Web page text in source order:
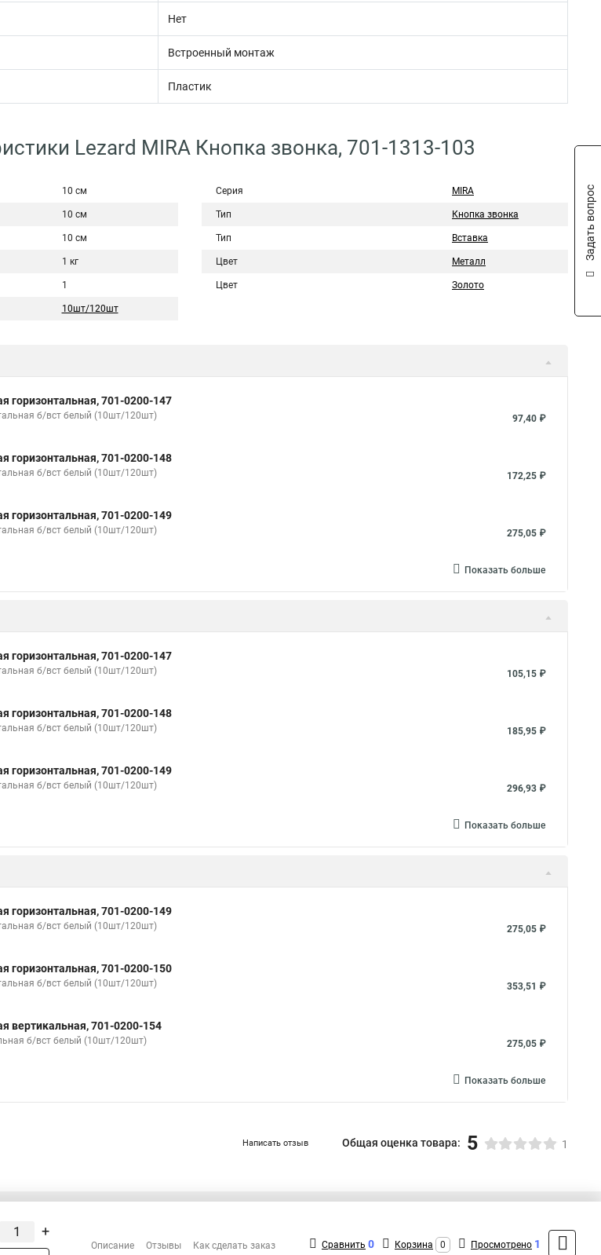
Нет
Встроенный монтаж
Пластик
Lezard MIRA Кнопка звонка, 701-1313-103
10 см
10 см
10 см
1 кг
1
10шт/120шт
Серия MIRA
Тип Кнопка звонка
Тип Вставка
Цвет Металл
Цвет Золото
горизонтальная, 701-0200-147
б/вст белый (10шт/120шт) 97,40 ₽
горизонтальная, 701-0200-148
б/вст белый (10шт/120шт) 172,25 ₽
горизонтальная, 701-0200-149
б/вст белый (10шт/120шт) 275,05 ₽
Показать больше
горизонтальная, 701-0200-147
б/вст белый (10шт/120шт) 105,15 ₽
горизонтальная, 701-0200-148
б/вст белый (10шт/120шт) 185,95 ₽
горизонтальная, 701-0200-149
б/вст белый (10шт/120шт) 296,93 ₽
Показать больше
горизонтальная, 701-0200-149
б/вст белый (10шт/120шт) 275,05 ₽
горизонтальная, 701-0200-150
б/вст белый (10шт/120шт) 353,51 ₽
вертикальная, 701-0200-154
б/вст белый (10шт/120шт) 275,05 ₽
Показать больше
Написать отзыв Общая оценка товара: 5 1
Сотрудничество
+7 (495) 432-09-09
+
Описание Отзывы Как сделать заказ Сравнить 0 Корзина 0 Просмотрено 1
Задать вопрос